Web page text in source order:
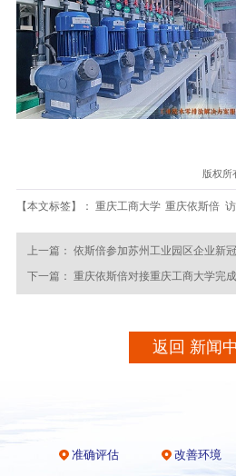
版权所
【本文标签】： 重庆工商大学 重庆依斯倍
上一篇： 依斯倍参加苏州工业园区企业新
下一篇： 重庆依斯倍对接重庆工商大学完
返回 新闻
准确评估 改善环境